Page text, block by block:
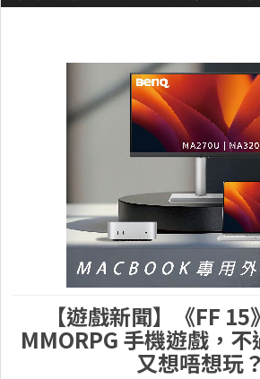
容同時系舊作限時超平價折扣
【遊戲新聞】《FF
MMORPG 手機遊戲，
又想唔想玩？